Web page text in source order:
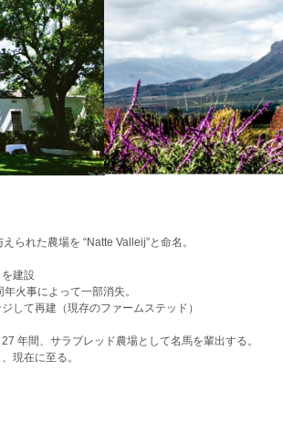
られた農場を “Natte Valleij”と命名。
建設
火事によって一部消失。
して再建（現存のファームステッド）
年間、サラブレッド農場として名馬を輩出する。
現在に至る。